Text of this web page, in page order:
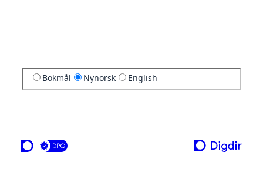
Bokmål Nynorsk English